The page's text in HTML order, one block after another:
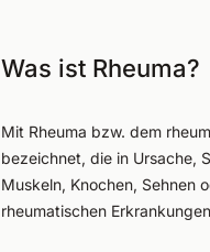
Was ist Rheuma?
Mit Rheuma bzw. dem
bezeichnet, die in Ursache,
Muskeln, Knochen, Sehnen
rheumatischen